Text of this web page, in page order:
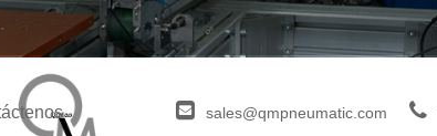
sales@qmpneumatic.com